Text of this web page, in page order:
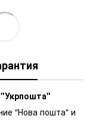
"Нова пошта" и